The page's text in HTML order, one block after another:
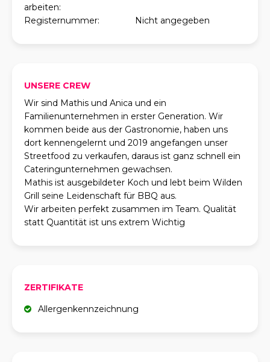
arbeiten:
Registernummer:
Nicht angegeben
UNSERE CREW
Wir sind Mathis und Anica und ein
Familienunternehmen in erster Generation. Wir
kommen beide aus der Gastronomie, haben uns
dort kennengelernt und 2019 angefangen unser
Streetfood zu verkaufen, daraus ist ganz schnell ein
Cateringunternehmen gewachsen.
Mathis ist ausgebildeter Koch und lebt beim Wilden
Grill seine Leidenschaft für BBQ aus.
Wir arbeiten perfekt zusammen im Team. Qualität
statt Quantität ist uns extrem Wichtig
ZERTIFIKATE
Allergenkennzeichnung